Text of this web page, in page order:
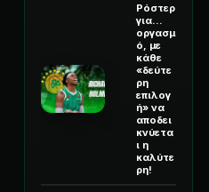
Ρόστερ
για...
οργασμ
ό, με
κάθε
«δεύτε
ρη
επιλογ
ή» να
αποδει
κνύετα
ι η
καλύτε
ρη!